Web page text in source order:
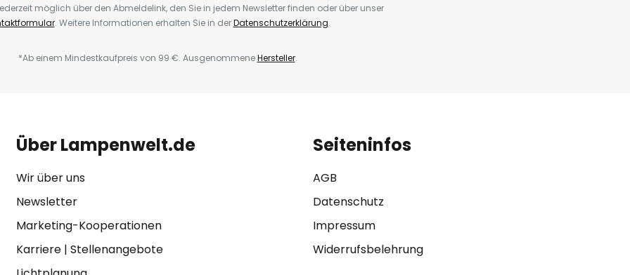
möglich über den Abmeldelink, den Sie in jedem Newsletter finden oder über unser
. Weitere Informationen erhalten Sie in derDatenschutzerklärung.
*Ab einem Mindestkaufpreis von 99 €. AusgenommeneHersteller.
Über Lampenwelt.de
Wir über uns
Newsletter
Marketing-Kooperationen
Karriere| Stellenangebote
Seiteninfos
AGB
Datenschutz
Impressum
Widerrufsbelehrung